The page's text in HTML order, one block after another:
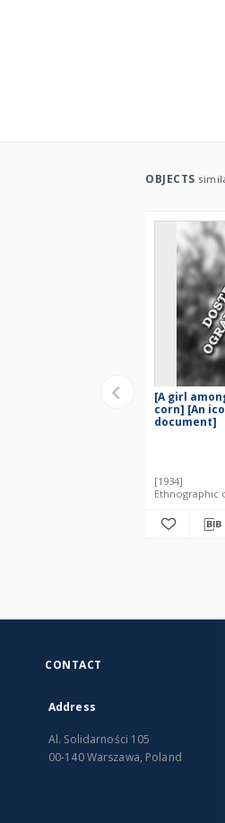
OBJECTS
[A girl
corn] [An
document]
[1934]
Ethnographic
CONTACT
Address
Al. Solidarności 105
00-140 Warszawa, Poland